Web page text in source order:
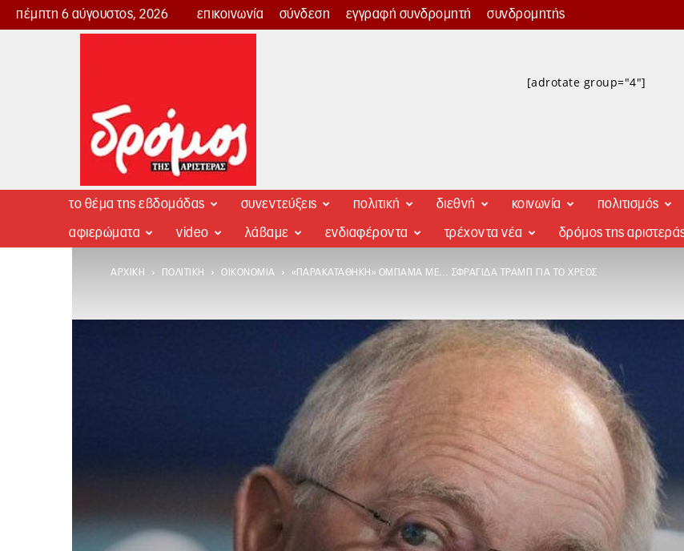
πέμπτη 6 αύγουστος, 2026 επικοινωνία σύνδεση εγγραφή συνδρομητή συνδρομητής
Δρόμος
[adrotate group="4"]
το θέμα της εβδομάδας συνεντεύξεις πολιτική διεθνή κοινωνία πολιτισμός
αφιερώματα video λάβαμε ενδιαφέροντα τρέχοντα νέα δρόμος της
ΑΡΧΙΚΉ ΠΟΛΙΤΙΚΉ ΟΙΚΟΝΟΜΊΑ «ΠΑΡΑΚΑΤΑΘΉΚΗ» ΟΜΠΆΜΑ ΜΕ… ΣΦΡΑΓΊΔΑ ΤΡΑΜΠ ΓΙΑ ΤΟ ΧΡΈΟΣ